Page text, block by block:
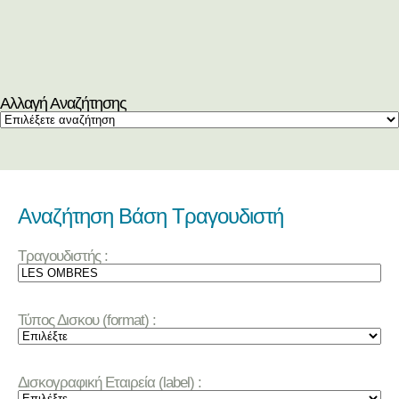
Αλλαγή Αναζήτησης
Αναζήτηση Βάση Τραγουδιστή
Τραγουδιστής :
Τύπος Δισκου (format) :
Δισκογραφική Εταιρεία (label) :